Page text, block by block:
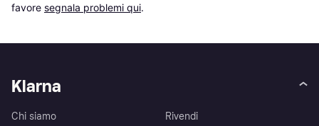
favore segnala problemi qui.
Klarna
Chi siamo
Rivendi